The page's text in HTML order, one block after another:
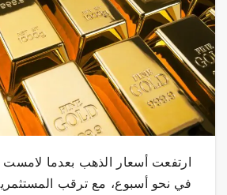
ارتفعت أسعار الذهب بعدما لامست
في نحو أسبوع، مع ترقب